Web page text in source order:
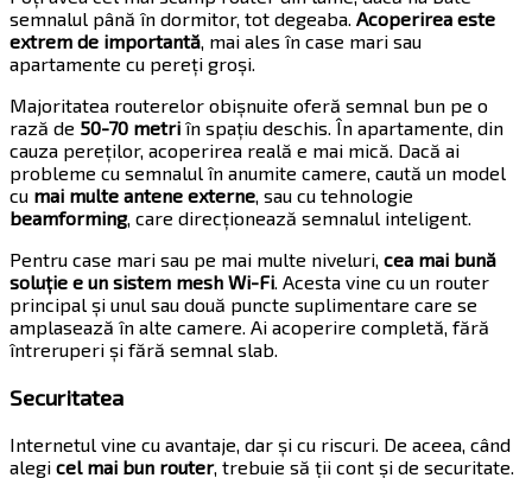
semnalul până în dormitor, tot degeaba. Acoperirea este
extrem de importantă, mai ales în case mari sau
apartamente cu pereți groși.
Majoritatea routerelor obișnuite oferă semnal bun pe o
rază de 50-70 metri în spațiu deschis. În apartamente, din
cauza pereților, acoperirea reală e mai mică. Dacă ai
probleme cu semnalul în anumite camere, caută un model
cu mai multe antene externe, sau cu tehnologie
beamforming, care direcționează semnalul inteligent.
Pentru case mari sau pe mai multe niveluri, cea mai bună
soluție e un sistem mesh Wi-Fi. Acesta vine cu un router
principal și unul sau două puncte suplimentare care se
amplasează în alte camere. Ai acoperire completă, fără
întreruperi și fără semnal slab.
Securitatea
Internetul vine cu avantaje, dar și cu riscuri. De aceea, când
alegi cel mai bun router, trebuie să ții cont și de securitate.